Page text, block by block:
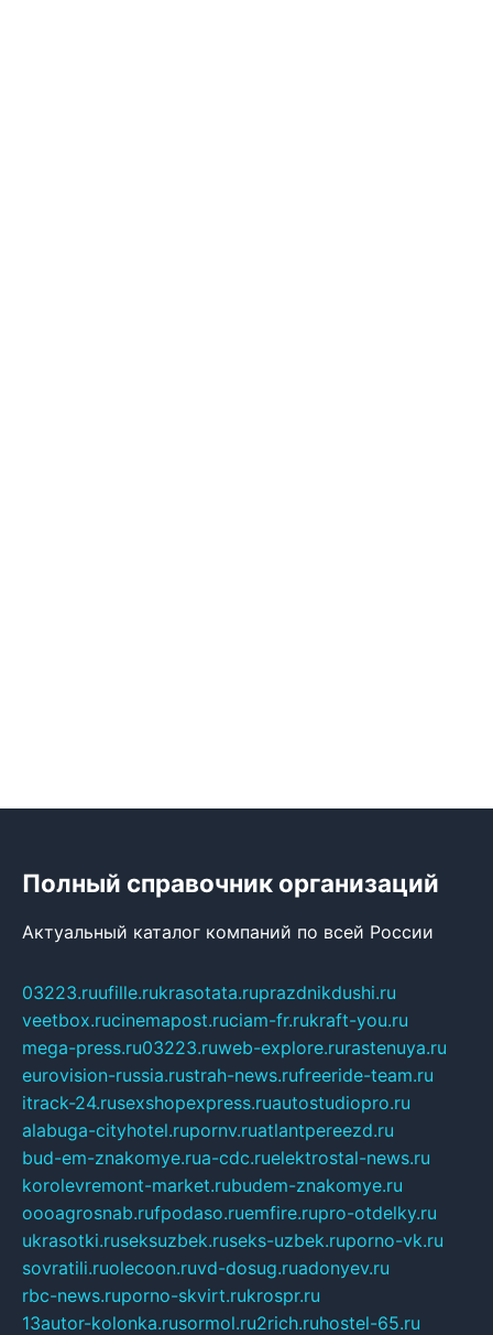
Полный справочник организаций
Актуальный каталог компаний по всей России
03223.ruufille.rukrasotata.ruprazdnikdushi.ru
veetbox.rucinemapost.ruciam-fr.rukraft-you.ru
mega-press.ru03223.ruweb-explore.rurastenuya.ru
eurovision-russia.rustrah-news.rufreeride-team.ru
itrack-24.rusexshopexpress.ruautostudiopro.ru
alabuga-cityhotel.rupornv.ruatlantpereezd.ru
bud-em-znakomye.rua-cdc.ruelektrostal-news.ru
korolevremont-market.rubudem-znakomye.ru
oooagrosnab.rufpodaso.ruemfire.rupro-otdelky.ru
ukrasotki.ruseksuzbek.ruseks-uzbek.ruporno-vk.ru
sovratili.ruolecoon.ruvd-dosug.ruadonyev.ru
rbc-news.ruporno-skvirt.rukrospr.ru
13autor-kolonka.rusormol.ru2rich.ruhostel-65.ru